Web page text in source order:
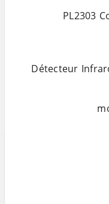
* Détecteur